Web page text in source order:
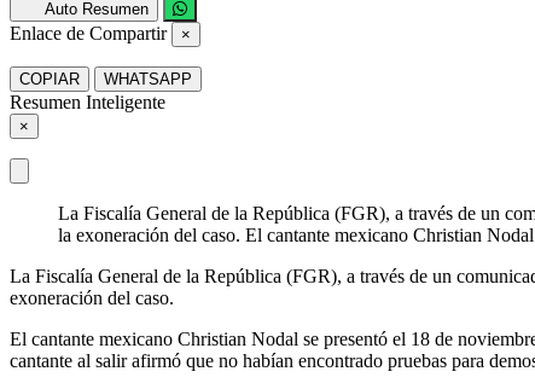
Auto Resumen
Enlace de Compartir ×
COPIAR WHATSAPP
Resumen Inteligente
×
La Fiscalía General de la República (FGR), a través de un
la exoneración del caso. El cantante mexicano Christian
La Fiscalía General de la República (FGR), a través de un
exoneración del caso.
El cantante mexicano Christian Nodal se presentó el 18 de
cantante al salir afirmó que no habían encontrado pruebas para